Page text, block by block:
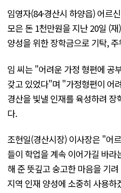
임영자(84·경산시 하양읍) 어르
모은 돈 1천만원을 지난 20일 (
양성을 위한 장학금으로 기탁,
임 씨는 "어려운 가정 형편에 공
갖고 있었다"며 "가정형편이 어
경산을 빛낼 인재를 육성하려
다.
조현일(경산시장) 이사장은 "어
들이 학업을 계속 이어가길 바
해 준 뜻깊고 숭고한 마음을 기
지역 인재 양성에 소중히 사용